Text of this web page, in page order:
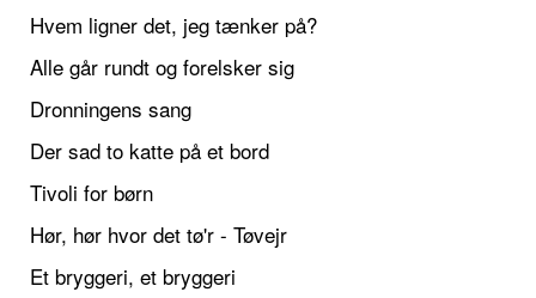
Hvem ligner det, jeg tænker på?
Alle går rundt og forelsker sig
Dronningens sang
Der sad to katte på et bord
Tivoli for børn
Hør, hør hvor det tø'r - Tøvejr
Et bryggeri, et bryggeri